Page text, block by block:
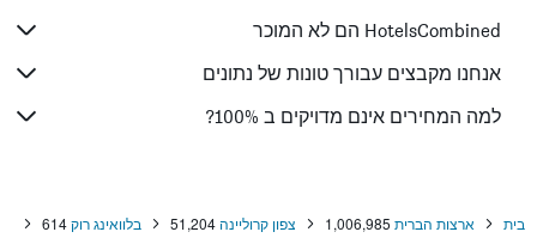
מלונות בבוקרשט
מלונות בפאפוס
מלונות בלימסול
HotelsCombined הם לא המוכר
אנחנו מקבצים עבורך טונות של נתונים
למה המחירים אינם מדויקים ב 100%?
בית ארצות הברית 1,006,985 צפון קרוליינה 51,204 בלוואינג רוק 614